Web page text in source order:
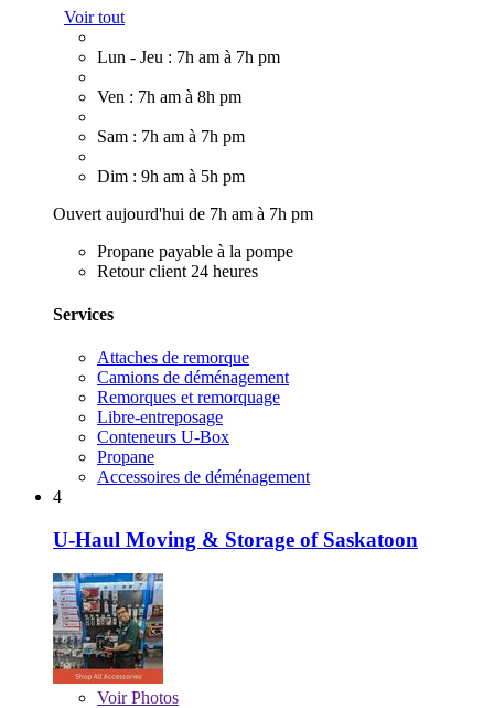
Voir tout
Lun - Jeu : 7h am à 7h pm
Ven : 7h am à 8h pm
Sam : 7h am à 7h pm
Dim : 9h am à 5h pm
Ouvert aujourd'hui de 7h am à 7h pm
Propane payable à la pompe
Retour client 24 heures
Services
Attaches de remorque
Camions de déménagement
Remorques et remorquage
Libre-entreposage
Conteneurs U-Box
Propane
Accessoires de déménagement
4
U-Haul Moving & Storage of Saskatoon
VoirPhotos